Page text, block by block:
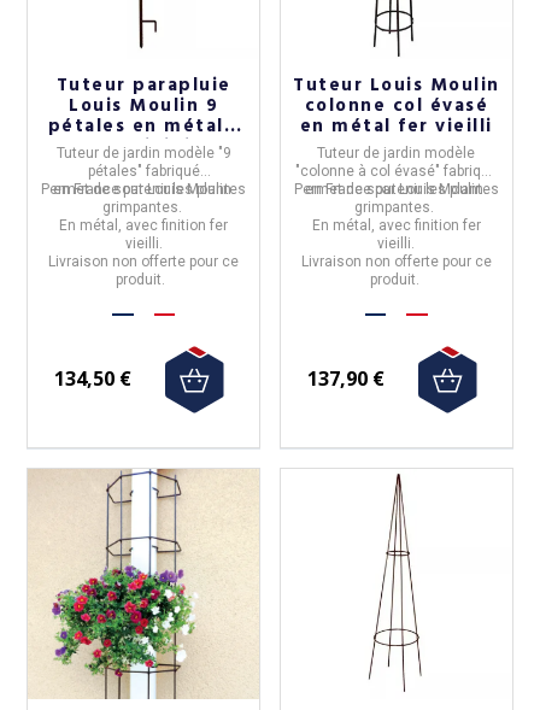
Tuteur parapluie
Louis Moulin 9
pétales en métal -
fer vieilli
Tuteur de jardin modèle "9
pétales" fabriqué
enFranceparLouis Moulin.
Permet de soutenir les plantes
grimpantes.
En métal , avec finition fer
vieilli.
Livraison non offerte pour ce
produit.
134,50 €
Tuteur Louis Moulin
colonne col évasé
en métal fer vieilli
Tuteur de jardin modèle
"colonne à col évasé" fabriqué
enFranceparLouis Moulin.
Permet de soutenir les plantes
grimpantes.
En métal , avec finition fer
vieilli.
Livraison non offerte pour ce
produit.
137,90 €